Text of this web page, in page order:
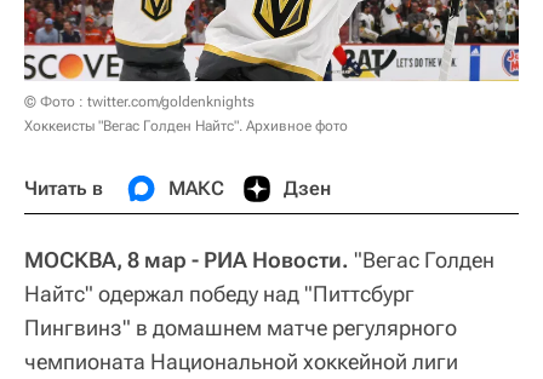
© Фото : twitter.com/goldenknights
Хоккеисты "Вегас Голден Найтс". Архивное фото
Читать в МАКС Дзен
МОСКВА, 8 мар - РИА Новости. "Вегас Голден
Найтс" одержал победу над "Питтсбург
Пингвинз" в домашнем матче регулярного
чемпионата Национальной хоккейной лиги